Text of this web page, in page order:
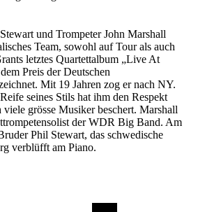
und Trompeter John Marshall
Team, sowohl auf Tour als auch
letztes Quartettalbum „Live At
Preis der Deutschen
Mit 19 Jahren zog er nach NY.
seines Stils hat ihm den Respekt
grösse Musiker beschert. Marshall
der WDR Big Band. Am
Phil Stewart, das schwedische
verblüfft am Piano.